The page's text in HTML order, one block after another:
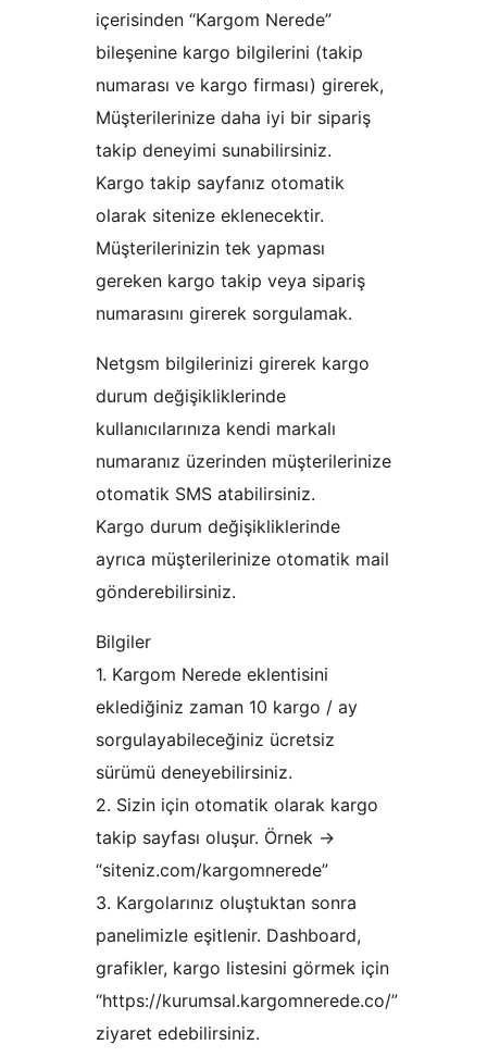
içerisinden “Kargom Nerede”
bileşenine kargo bilgilerini (takip
numarası ve kargo firması) girerek,
Müşterilerinize daha iyi bir sipariş
takip deneyimi sunabilirsiniz.
Kargo takip sayfanız otomatik
olarak sitenize eklenecektir.
Müşterilerinizin tek yapması
gereken kargo takip veya sipariş
numarasını girerek sorgulamak.
Netgsm bilgilerinizi girerek kargo
durum değişikliklerinde
kullanıcılarınıza kendi markalı
numaranız üzerinden müşterilerinize
otomatik SMS atabilirsiniz.
Kargo durum değişikliklerinde
ayrıca müşterilerinize otomatik mail
gönderebilirsiniz.
Bilgiler
1. Kargom Nerede eklentisini
eklediğiniz zaman 10 kargo / ay
sorgulayabileceğiniz ücretsiz
sürümü deneyebilirsiniz.
2. Sizin için otomatik olarak kargo
takip sayfası oluşur. Örnek ->
“siteniz.com/kargomnerede”
3. Kargolarınız oluştuktan sonra
panelimizle eşitlenir. Dashboard,
grafikler, kargo listesini görmek için
“https://kurumsal.kargomnerede.co/”
ziyaret edebilirsiniz.